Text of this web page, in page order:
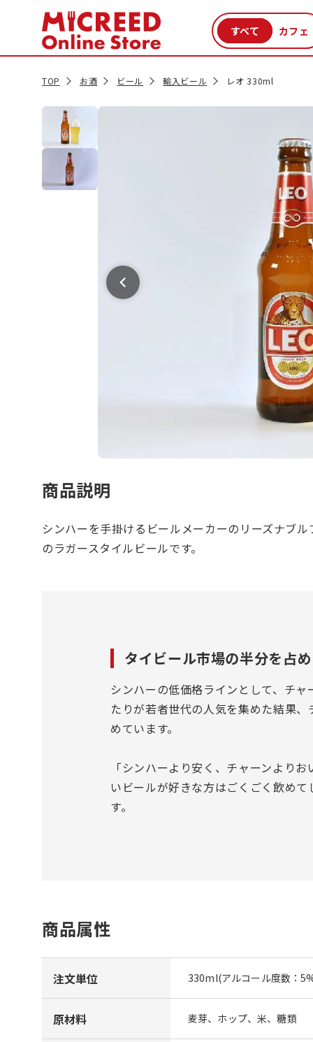
TOP お酒 ビール 輸入ビール レオ 330ml
商品説明
シンハーを手掛けるビールメーカーのリーズナブ
のラガースタイルビールです。
タイビール市場の半分を占
シンハーの低価格ラインとして、チ
たりが若者世代の人気を集めた結果
めています。
「シンハーより安く、チャーンより
いビールが好きな方はごくごく飲め
す。
商品属性
注文単位 330ml(アルコール度数：
原材料 麦芽、ホップ、米、糖類